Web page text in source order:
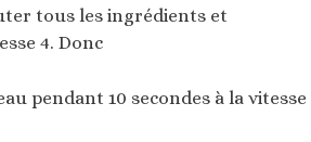
tous les ingrédients et
4. Donc
pendant 10 secondes à la vitesse